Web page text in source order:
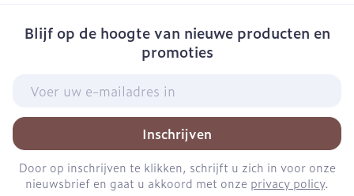
Blijf op de hoogte van nieuwe producten en
promoties
Inschrijven
Door op inschrijven te klikken, schrijft u zich in voor onze
nieuwsbrief en gaat u akkoord met onze privacy policy.